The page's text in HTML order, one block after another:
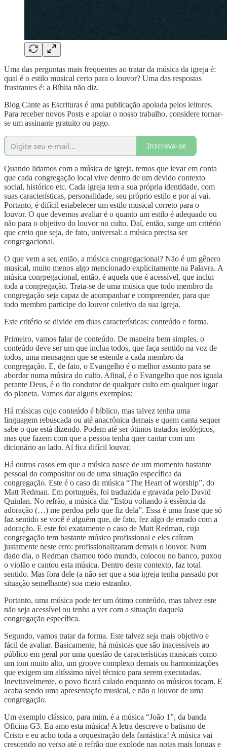
Uma das perguntas mais frequentes ao tratar da música da igreja é:
qual é o estilo musical certo para o louvor? Uma das respostas
frustrantes é: a Bíblia não diz.
Blog Cante as Escrituras é uma publicação apoiada pelos leitores.
Para receber novos Posts e apoiar o nosso trabalho, considere tornar-
se um assinante gratuito ou pago.
Inscreva-se
Quando lidamos com a música de igreja, temos que levar em conta
que cada congregação local vive dentro de um devido contexto
social, histórico etc. Cada igreja tem a sua própria identidade, com
suas características, personalidade, seu próprio estilo e por aí vai.
Portanto, é difícil estabelecer um estilo musical correto para o
louvor. O que devemos avaliar é o quanto um estilo é adequado ou
não para o objetivo do louvor no culto. Daí, então, surge um critério
que creio que seja, de fato, universal: a música precisa ser
congregacional.
O que vem a ser, então, a música congregacional? Não é um gênero
musical, muito menos algo mencionado explicitamente na Palavra. A
música congregacional, então, é aquela que é acessível, que inclui
toda a congregação. Trata-se de uma música que todo membro da
congregação seja capaz de acompanhar e compreender, para que
todo membro participe do louvor coletivo da sua igreja.
Este critério se divide em duas características: conteúdo e forma.
Primeiro, vamos falar de conteúdo. De maneira bem simples, o
conteúdo deve ser um que inclua todos, que faça sentido na voz de
todos, uma mensagem que se estende a cada membro da
congregação. E, de fato, o Evangelho é o melhor assunto para se
abordar numa música do culto. Afinal, é o Evangelho que nos iguala
perante Deus, é o fio condutor de qualquer culto em qualquer lugar
do planeta. Vamos dar alguns exemplos:
Há músicas cujo conteúdo é bíblico, mas talvez tenha uma
linguagem rebuscada ou até anacrônica demais e quem canta sequer
sabe o que está dizendo. Podem até ser ótimos tratados teológicos,
mas que fazem com que a pessoa tenha quer cantar com um
dicionário ao lado. Aí fica difícil louvar.
Há outros casos em que a música nasce de um momento bastante
pessoal do compositor ou de uma situação específica da
congregação. Este é o caso da música “The Heart of worship”, do
Matt Redman. Em português, foi traduzida e gravada pelo David
Quinlan. No refrão, a música diz “Estou voltando à essência da
adoração (…) me perdoa pelo que fiz dela”. Essa é uma frase que só
faz sentido se você é alguém que, de fato, fez algo de errado com a
adoração. E este foi exatamente o caso de Matt Redman, cuja
congregação tem bastante músico profissional e eles caíram
justamente neste erro: profissionalizaram demais o louvor. Num
dado dia, o Redman chamou todo mundo, colocou no banco, puxou
o violão e cantou esta música. Dentro deste contexto, faz total
sentido. Mas fora dele (a não ser que a sua igreja tenha passado por
situação semelhante) soa meio estranho.
Portanto, uma música pode ter um ótimo conteúdo, mas talvez este
não seja acessível ou tenha a ver com a situação daquela
congregação específica.
Segundo, vamos tratar da forma. Este talvez seja mais objetivo e
fácil de avaliar. Basicamente, há músicas que são inacessíveis ao
público em geral por uma questão de características musicais como
um tom muito alto, um groove complexo demais ou harmonizações
que exigem um altíssimo nível técnico para serem executadas.
Inevitavelmente, o povo ficará calado enquanto os músicos tocam. E
acaba sendo uma apresentação musical, e não o louvor de uma
congregação.
Um exemplo clássico, para mim, é a música “João 1”, da banda
Oficina G3. Eu amo esta música! A letra descreve o batismo de
Cristo e eu acho toda a orquestração dela fantástica! A música vai
crescendo no verso até o refrão que explode nas notas mais longas e